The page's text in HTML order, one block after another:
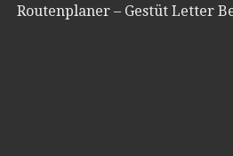
Routenplaner – Gestüt Letter